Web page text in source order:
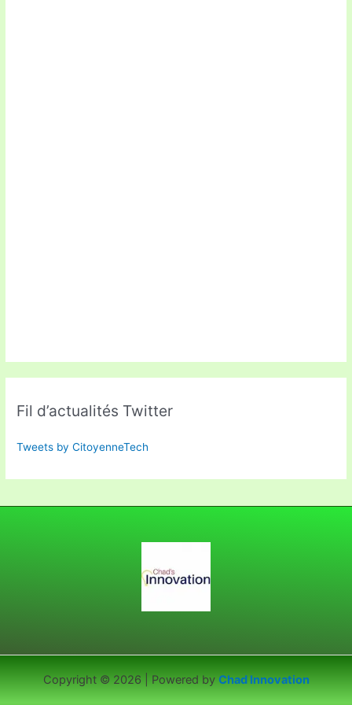
Fil d’actualités Twitter
Tweets by CitoyenneTech
Copyright © 2026 | Powered by Chad Innovation